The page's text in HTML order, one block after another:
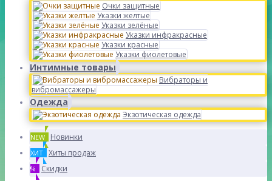
Очки защитные
Указки желтые
Указки зелёные
Указки инфракрасные
Указки красные
Указки фиолетовые
Интимные товары
Вибраторы и
вибромассажеры
Одежда
Экзотическая одежда
NEW Новинки
ХИТ Хиты продаж
% Скидки